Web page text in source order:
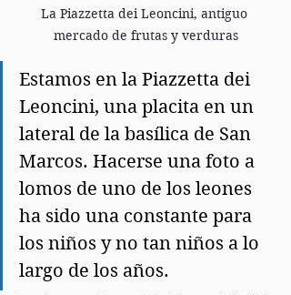
La Piazzetta dei Leoncini, antiguo
mercado de frutas y verduras
Estamos en la Piazzetta dei
Leoncini, una placita en un
lateral de la basílica de San
Marcos. Hacerse una foto a
lomos de uno de los leones
ha sido una constante para
los niños y no tan niños a lo
largo de los años.